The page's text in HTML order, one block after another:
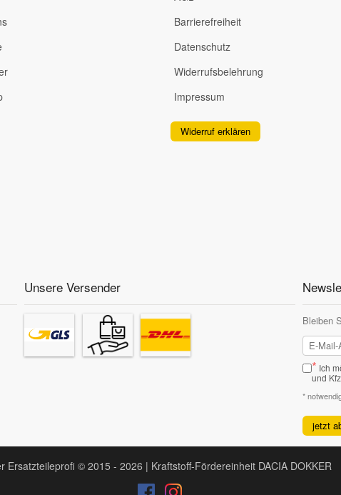
Barrierefreiheit
Datenschutz
Widerrufsbelehrung
Impressum
Widerruf erklären
Unsere Versender
Bleiben
* Ich
und
*
jetzt
Ersatzteileprofi © 2015 - 2026 | Kraftstoff-Fördereinheit DACIA DOKKER